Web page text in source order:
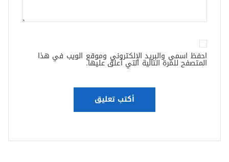
احفظ اسمي والبريد الإلكتروني وموقع الويب في هذا
المتصفح للمرة التالية التي أعلق عليها.